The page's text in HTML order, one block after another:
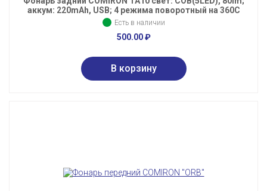
аккум: 220mAh, USB; 4 режима поворотный на 360С
Есть в наличии
500.00₽